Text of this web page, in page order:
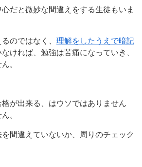
だと微妙な間違えをする生徒もいま
のではなく、 理解をしたうえで暗記
ければ、勉強は苦痛になっていき、
。
が出来る、はウソではありません
。
間違えていないか、周りのチェック